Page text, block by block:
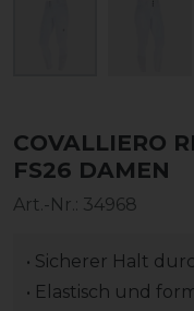
COVALLIERO
FS26 DAMEN
Art.-Nr.: 34968
• Sicherer Halt
• Elastisch und